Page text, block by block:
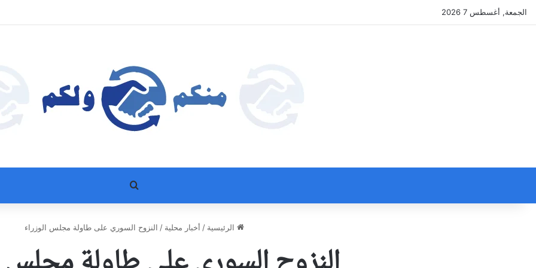
الجمعة, أغسطس 7 2026
بحث عن
الرئيسية / أخبار محلية / النزوح السوري على طاولة مجلس الوزراء